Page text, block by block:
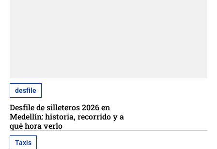
desfile
Desfile de silleteros 2026 en
Medellín: historia, recorrido y a
qué hora verlo
Taxis